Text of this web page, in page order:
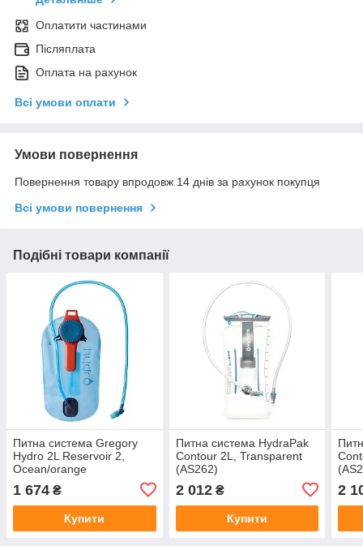
Оплатити частинами
Післяплата
Оплата на рахунок
Всі умови оплати
Умови повернення
Повернення товару впродовж 14 днів за рахунок покупця
Всі умови повернення
Подібні товари компанії
Питна система Gregory
Hydro 2L Reservoir 2,
Ocean/orange
1 674 ₴
Купити
Питна система HydraPak
Contour 2L, Transparent
(AS262)
2 012₴
Купити
2